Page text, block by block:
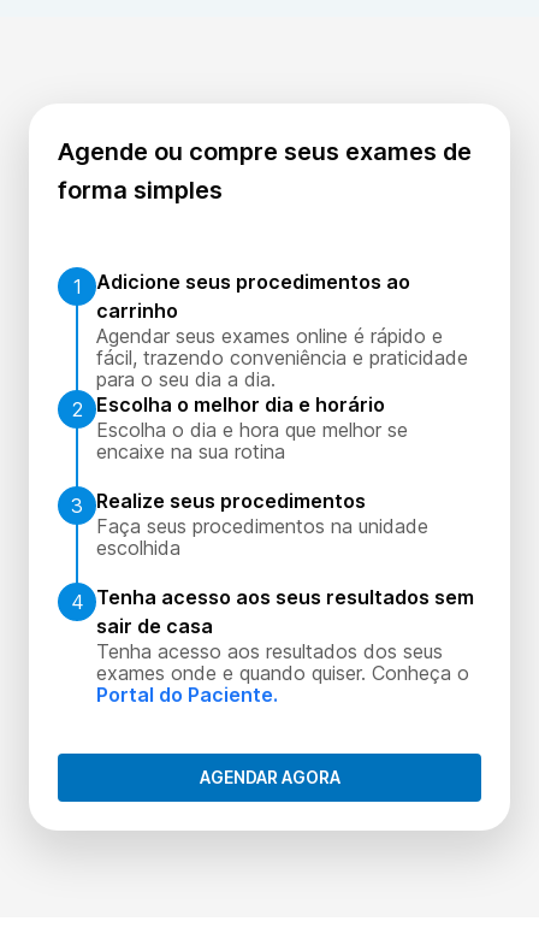
Agende ou compre seus exames de
forma simples
1
Adicione seus procedimentos ao
carrinho
Agendar seus exames online é rápido e
fácil, trazendo conveniência e praticidade
para o seu dia a dia.
2
Escolha o melhor dia e horário
Escolha o dia e hora que melhor se
encaixe na sua rotina
3
Realize seus procedimentos
Faça seus procedimentos na unidade
escolhida
4 Tenha acesso aos seus resultados sem
sair de casa
Tenha acesso aos resultados dos seus
exames onde e quando quiser. Conheça o
Portal do Paciente.
AGENDAR AGORA